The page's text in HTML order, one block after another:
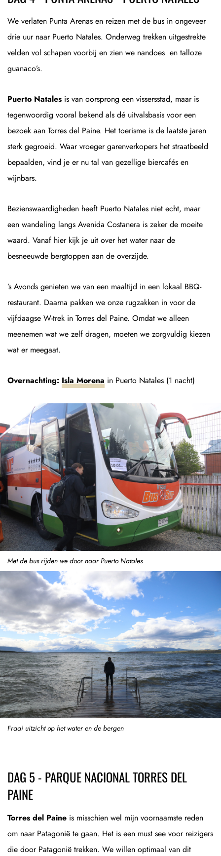
We verlaten Punta Arenas en reizen met de bus in ongeveer
drie uur naar Puerto Natales. Onderweg trekken uitgestrekte
velden vol schapen voorbij en zien we nandoes en talloze
guanaco’s.
Puerto Natales is van oorsprong een vissersstad, maar is
tegenwoordig vooral bekend als dé uitvalsbasis voor een
bezoek aan Torres del Paine. Het toerisme is de laatste jaren
sterk gegroeid. Waar vroeger garenverkopers het straatbeeld
bepaalden, vind je er nu tal van gezellige biercafés en
wijnbars.
Bezienswaardigheden heeft Puerto Natales niet echt, maar
een wandeling langs Avenida Costanera is zeker de moeite
waard. Vanaf hier kijk je uit over het water naar de
besneeuwde bergtoppen aan de overzijde.
’s Avonds genieten we van een maaltijd in een lokaal BBQ-
restaurant. Daarna pakken we onze rugzakken in voor de
vijfdaagse W-trek in Torres del Paine. Omdat we alleen
meenemen wat we zelf dragen, moeten we zorgvuldig kiezen
wat er meegaat.
Overnachting: Isla Morena in Puerto Natales (1 nacht)
Met de bus rijden we door naar Puerto Natales
Fraai uitzicht op het water en de bergen
DAG 5 - PARQUE NACIONAL TORRES DEL
PAINE
Torres del Paine is misschien wel mijn voornaamste reden
om naar Patagonië te gaan. Het is een must see voor reizigers
die door Patagonië trekken. We willen optimaal van dit